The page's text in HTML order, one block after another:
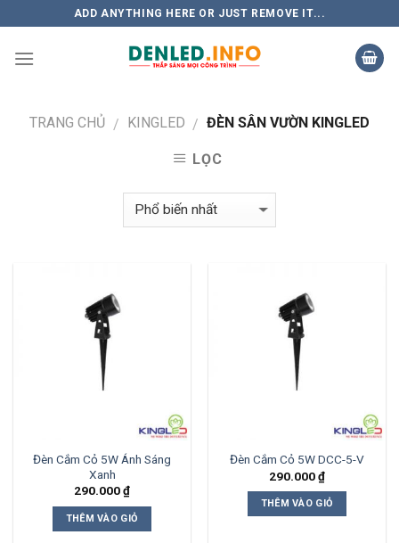
to
content
ADD ANYTHING HERE OR JUST REMOVE IT...
TRANG CHỦ / KINGLED / ĐÈN SÂN VƯỜN KINGLED
LỌC
Đèn Cắm Cỏ 5W Ánh Sáng
Xanh
290.000₫
THÊM VÀO GIỎ
Đèn Cắm Cỏ 5W DCC-5-V
290.000₫
THÊM VÀO GIỎ